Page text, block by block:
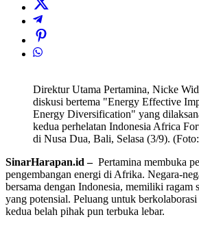
Direktur Utama Pertamina, Nicke
diskusi bertema "Energy Effective
Energy Diversification" yang
kedua perhelatan Indonesia Africa
di Nusa Dua, Bali, Selasa (3/9).
SinarHarapan.id – Pertamina membuka
pengembangan energi di Afrika. Negara-
bersama dengan Indonesia, memiliki ragam
yang potensial. Peluang untuk berkolaborasi
kedua belah pihak pun terbuka lebar.